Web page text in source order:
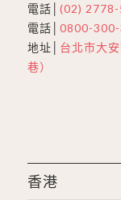
電話│ (02)
電話│ 0800-
地址│ 台北市大
巷）
香港